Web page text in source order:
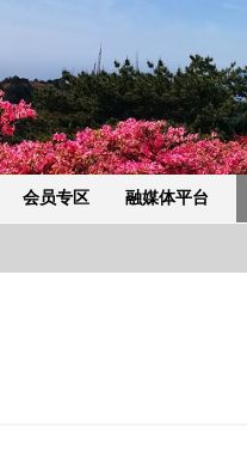
会员专区 融媒体平台